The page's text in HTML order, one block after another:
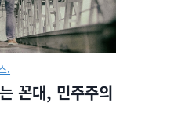
.
꼰대, 민주주의